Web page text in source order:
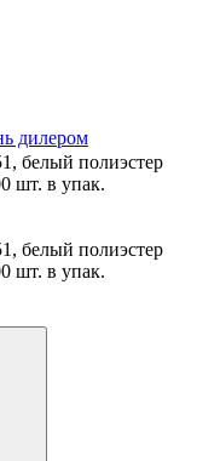
дилером
белый полиэстер
шт. в упак.
белый полиэстер
шт. в упак.